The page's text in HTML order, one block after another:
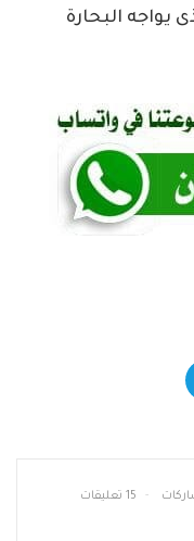
يواجه البحارة
15 تعليقات